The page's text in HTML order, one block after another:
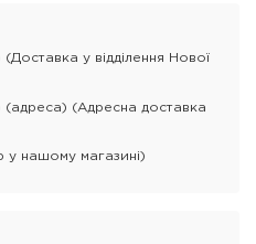
у відділення Нової
(Адресна доставка
у нашому магазині)